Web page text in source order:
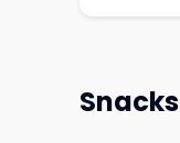
Snacks